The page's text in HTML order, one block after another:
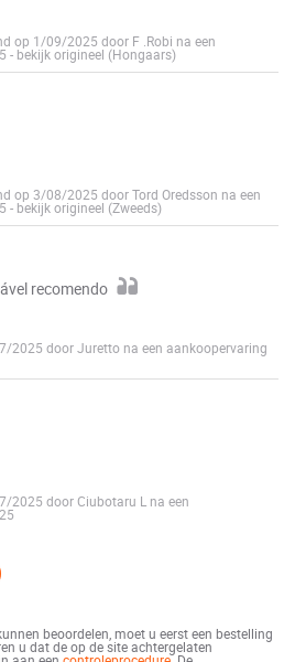
op 1/09/2025 door F .Robi na een
- bekijk origineel (Hongaars)
op 3/08/2025 door Tord Oredsson na een
- bekijk origineel (Zweeds)
recomendo
2025 door Juretto na een aankoopervaring
2025 door Ciubotaru L na een
beoordelen, moet u eerst een bestelling
u dat de op de site achtergelaten